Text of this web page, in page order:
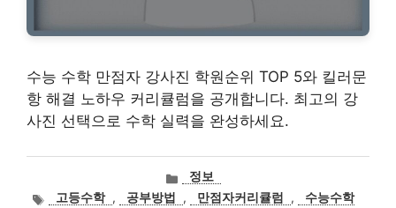
수능 수학 만점자 강사진 학원순위 TOP 5와 킬러문
항 해결 노하우 커리큘럼을 공개합니다. 최고의 강
사진 선택으로 수학 실력을 완성하세요.
카정보
태고등수학 , 공부방법 , 만점자커리큘럼 ,
수능수학